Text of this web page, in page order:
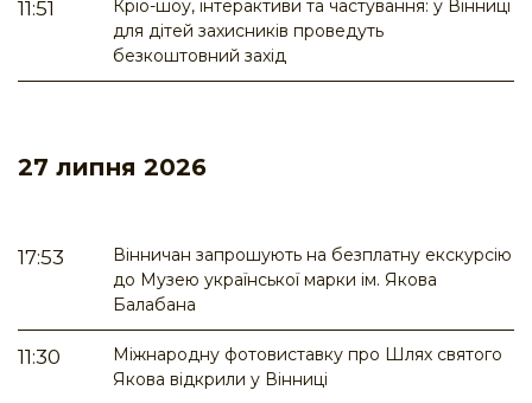
11:51
Кріо-шоу, інтерактиви та частування: у Вінниці
для дітей захисників проведуть
безкоштовний захід
27 липня 2026
17:53
Вінничан запрошують на безплатну екскурсію
до Музею української марки ім. Якова
Балабана
11:30
Міжнародну фотовиставку про Шлях святого
Якова відкрили у Вінниці